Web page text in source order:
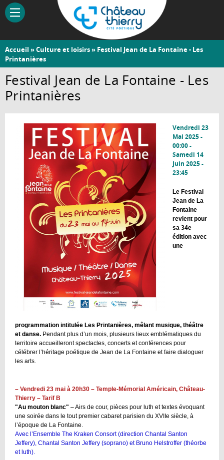
Aller
contenu
Château-
Thierry
Vous
êtes
ici
Accueil »Culture et loisirs» Festival Jean de La Fontaine - Les
Printanières
Festival Jean de La Fontaine - Les
Printanières
Vendredi 23
Mai 2025 -
00:00-
Samedi 14
Juin 2025 -
23:45
Le Festival
Jean de La
Fontaine
revient pour
sa 34e
édition avec
une
programmation intitulée Les Printanières, mêlant musique, théâtre
et danse. Pendant plus d’un mois, plusieurs lieux emblématiques du
territoire accueilleront spectacles, concerts et conférences pour
célébrer l’héritage poétique de Jean de La Fontaine et faire dialoguer
les arts.
– Vendredi 23 mai à 20h30 – Temple-Mémorial Américain, Château-
Thierry – Tarif B
"Au mouton blanc" – Airs de cour, pièces pour luth et textes évoquant
une soirée dans le tout premier cabaret parisien du XVIIe siècle, à
l’époque de La Fontaine.
Avec l’Ensemble The Kraken Consort (direction Chantal Santon
Jeffery), Chantal Santon Jeffery (soprano) et Bruno Helstroffer (théorbe
et luth).